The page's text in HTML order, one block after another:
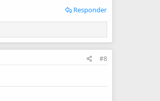
Responder
#8